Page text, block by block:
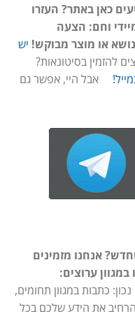
כאן באתר? העזרו
וחם: הצעה
או מוצר מבוקש! יש
להזמין בסיטונאות?
אבל היי, אפשר גם
אנחנו מזמינים
ערוצים:
כתבות במגוון תחומים,
את הידע שלכם בכל